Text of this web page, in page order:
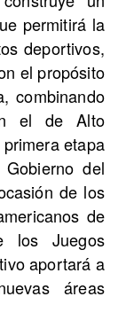
permitirá la
deportivos,
el propósito
combinando
el de Alto
etapa
del
de los
de
los Juegos
aportará a
áreas